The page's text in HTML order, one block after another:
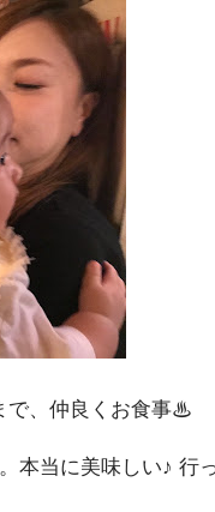
で、仲良くお食事♨
本当に美味しい♪ 行